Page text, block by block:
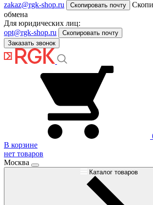
zakaz@rgk-shop.ru
Скопировать почту
обмена
Для юридических лиц:
opt@rgk-shop.ru
Скопировать почту
Заказать звонок
В корзине
нет товаров
Москва
Каталог товаров